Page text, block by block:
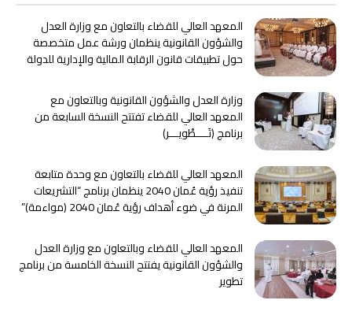
المعهد العالي للقضاء بالتعاون مع وزارة العدل
والشؤون القانونية ينظمان ورشة عمل متخصصة
حول تطبيقات قانون الرقابة المالية والإدارية للدولة
وزارة العدل والشؤون القانونية وبالتعاون مع
المعهد العالي للقضاء تفتتح النسخة السابعة من
برنامج ﴿تَــــطْويـــر﴾
المعهد العالي للقضاء بالتعاون مع وحدة متابعة
تنفيذ رؤية عُمان 2040 ينظمان برنامج “التشريعات
المرنة في ضوء أهداف رؤية عُمان 2040 (مواءمة)”
المعهد العالي للقضاء وبالتعاون مع وزارة العدل
والشؤون القانونية يفتتح النسخة الخامسة من برنامج
تطوير